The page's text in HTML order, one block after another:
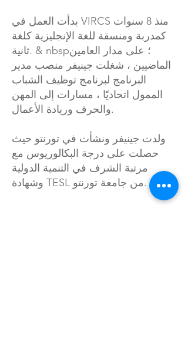
بدأت العمل في VIRCS منذ 8 سنوات
كمدربة ومنسقة للغة الإنجليزية كلغة
ثانية. & nbsp؛ على مدار العامين
الماضيين ، شغلت جينيفر منصب مدير
البرنامج لبرنامج توظيف الشباب
الممول اتحاديًا ، مسارات إلى المهن
والحرف وريادة الأعمال.
ولدت جينيفر ونشأت في تورنتو حيث
حصلت على درجة البكالوريوس مع
مرتبة الشرف في التنمية الدولية
وشهادة TESL من جامعة تورنتو.